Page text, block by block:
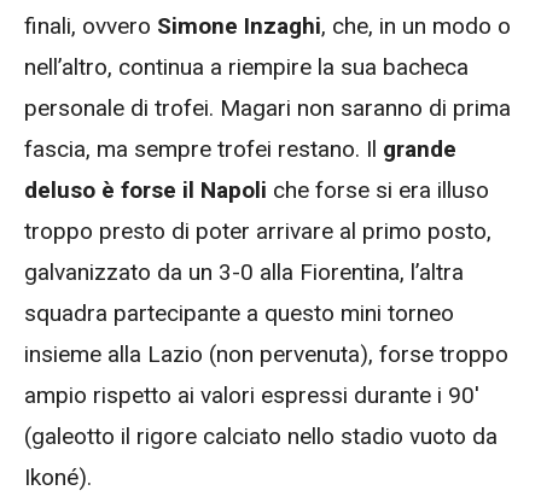
finali, ovvero Simone Inzaghi, che, in un modo o
nell’altro, continua a riempire la sua bacheca
personale di trofei. Magari non saranno di prima
fascia, ma sempre trofei restano. Il grande
deluso è forse il Napoli che forse si era illuso
troppo presto di poter arrivare al primo posto,
galvanizzato da un 3-0 alla Fiorentina, l’altra
squadra partecipante a questo mini torneo
insieme alla Lazio (non pervenuta), forse troppo
ampio rispetto ai valori espressi durante i 90′
(galeotto il rigore calciato nello stadio vuoto da
Ikoné).